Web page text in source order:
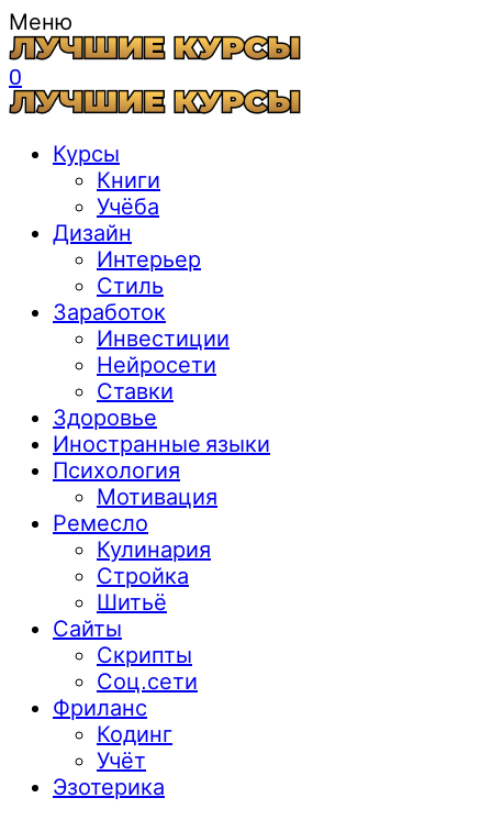
Меню
0
Курсы
Книги
Учёба
Дизайн
Интерьер
Стиль
Заработок
Инвестиции
Нейросети
Ставки
Здоровье
Иностранные языки
Психология
Мотивация
Ремесло
Кулинария
Стройка
Шитьё
Сайты
Скрипты
Соц.сети
Фриланс
Кодинг
Учёт
Эзотерика